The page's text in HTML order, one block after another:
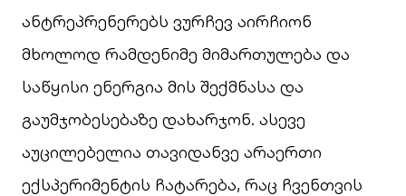
ანტრეპრენერებს ვურჩევ აირჩიონ
მხოლოდ რამდენიმე მიმართულება და
საწყისი ენერგია მის შექმნასა და
გაუმჯობესებაზე დახარჯონ. ასევე
აუცილებელია თავიდანვე არაერთი
ექსპერიმენტის ჩატარება, რაც ჩვენთვის